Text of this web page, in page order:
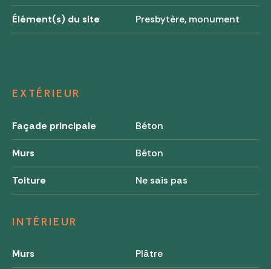
Élément(s) du site Presbytère, monument
EXTÉRIEUR
Façade principale Béton
Murs Béton
Toiture Ne sais pas
INTÉRIEUR
Murs Plâtre